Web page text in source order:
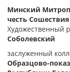
Минский
честь
Художественный
Соболевский
заслуженный
Образцово-